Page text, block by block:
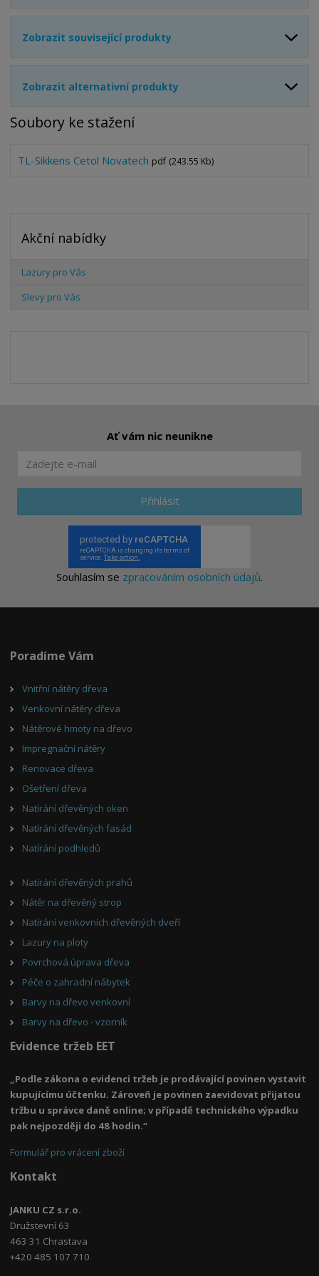
Zobrazit související produkty
Zobrazit alternativní produkty
Soubory ke stažení
TL-Sikkens Cetol Novatech pdf (243.55 Kb)
Akční nabídky
Lazury pro Vás
Slevy pro Vás
Ať vám nic neunikne
Přihlásit
Souhlasím se zpracováním osobních údajů.
Poradíme Vám
Vnitřní nátěry dřeva
Venkovní nátěry dřeva
Nátěrové hmoty na dřevo
Impregnační nátěry
Renovace dřeva
Ošetření dřeva
Natírání dřevěných oken
Natírání dřevěných fasád
Natírání podhledů
Natírání dřevěných prahů
Nátěr na dřevěný strop
Natírání venkovních dřevěných dveří
Lazury na ploty
Povrchová úprava dřeva
Péče o zahradní nábytek
Barvy na dřevo venkovní
Barvy na dřevo - vzorník
Evidence tržeb EET
„Podle zákona o evidenci tržeb je prodávající povinen vystavit
kupujícímu účtenku. Zároveň je povinen zaevidovat přijatou
tržbu u správce daně online; v případě technického výpadku
pak nejpozději do 48 hodin.“
Formulář pro vrácení zboží
Kontakt
JANKU CZ s.r.o.
Družstevní 63
463 31 Chrastava
+420 485 107 710